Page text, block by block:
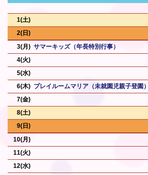
1
2
3
サマーキッズ（年長特別行事）
4
5
6
プレイルームマリア（未就園児親子登園）
7
8
9
10
11
12